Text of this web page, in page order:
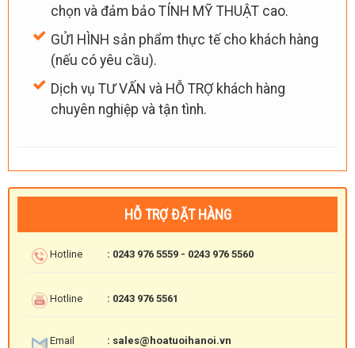
chọn và đảm bảo TÍNH MỸ THUẬT cao.
GỬI HÌNH sản phẩm thực tế cho khách hàng
(nếu có yêu cầu).
Dịch vụ TƯ VẤN và HỖ TRỢ khách hàng
chuyên nghiệp và tận tình.
HỖ TRỢ ĐẶT HÀNG
Hotline : 0243 976 5559 - 0243 976 5560
Hotline : 0243 976 5561
Email : sales@hoatuoihanoi.vn